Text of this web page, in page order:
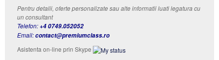
Pentru detalii, oferte personalizate sau alte informatii luati legatura cu
un consultant
Telefon:+4 0749.052052
Email:contact@premiumclass.ro
Asistenta on-line prin Skype